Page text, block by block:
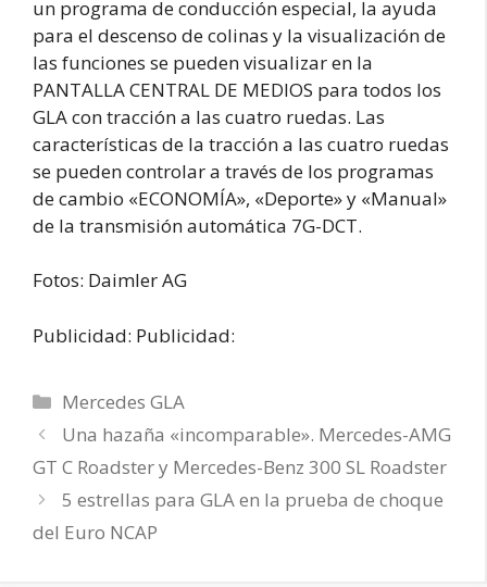
un programa de conducción especial, la ayuda
para el descenso de colinas y la visualización de
las funciones se pueden visualizar en la
PANTALLA CENTRAL DE MEDIOS para todos los
GLA con tracción a las cuatro ruedas. Las
características de la tracción a las cuatro ruedas
se pueden controlar a través de los programas
de cambio «ECONOMÍA», «Deporte» y «Manual»
de la transmisión automática 7G-DCT.
Fotos: Daimler AG
Publicidad: Publicidad:
Categorías
Mercedes GLA
Una hazaña «incomparable». Mercedes-AMG
GT C Roadster y Mercedes-Benz 300 SL Roadster
5 estrellas para GLA en la prueba de choque
del Euro NCAP